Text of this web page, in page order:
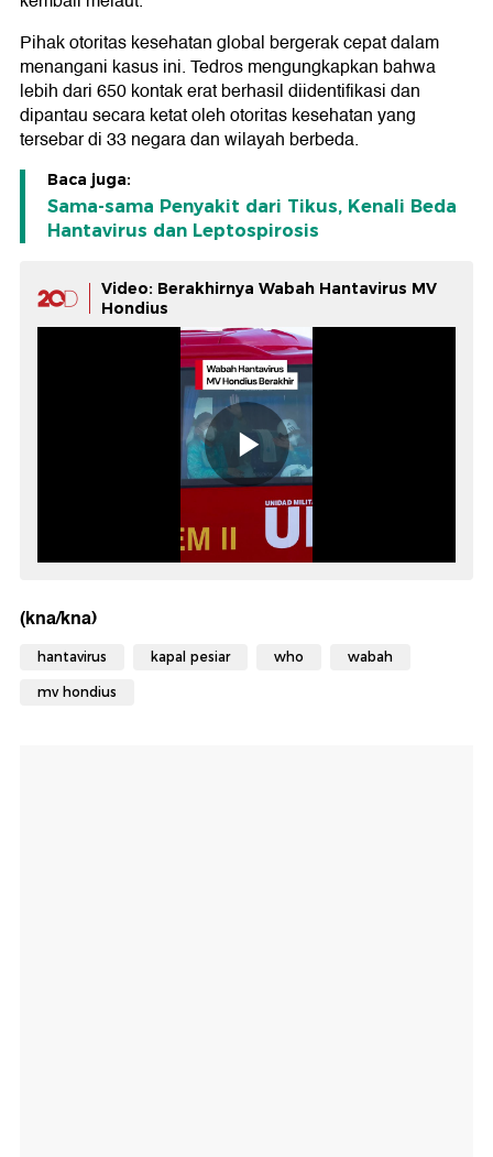
Pihak otoritas kesehatan global bergerak cepat dalam
menangani kasus ini. Tedros mengungkapkan bahwa
lebih dari 650 kontak erat berhasil diidentifikasi dan
dipantau secara ketat oleh otoritas kesehatan yang
tersebar di 33 negara dan wilayah berbeda.
Baca juga:
Sama-sama Penyakit dari Tikus, Kenali Beda
Hantavirus dan Leptospirosis
Video: Berakhirnya Wabah Hantavirus MV
Hondius
(kna/kna)
hantavirus kapal pesiar who wabah
mv hondius